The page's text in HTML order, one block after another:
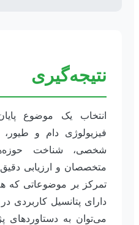
نتیجه‌گیری
انتخاب یک موضوع
فیزیولوژی دام و طیور،
شخصی، شناخت
متخصصان و ارزیابی
تمرکز بر موضوعاتی که
دارای پتانسیل کاربردی
می‌توان به